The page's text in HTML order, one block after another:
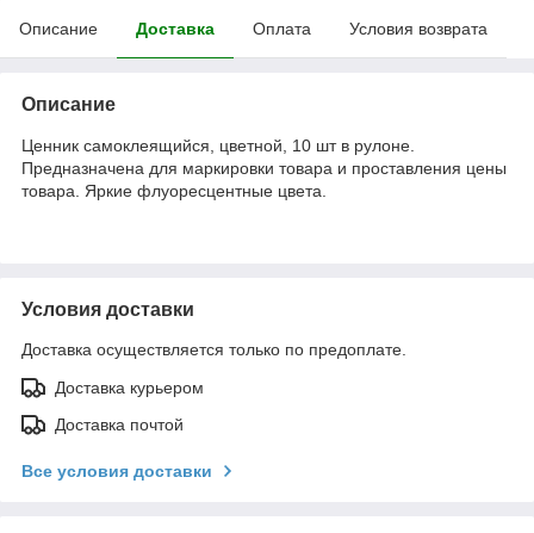
Описание Доставка Оплата Условия возврата
Описание
Ценник самоклеящийся, цветной, 10 шт в рулоне.
Предназначена для маркировки товара и проставления цены
товара. Яркие флуоресцентные цвета.
Условия доставки
Доставка осуществляется только по предоплате.
Доставка курьером
Доставка почтой
Все условия доставки